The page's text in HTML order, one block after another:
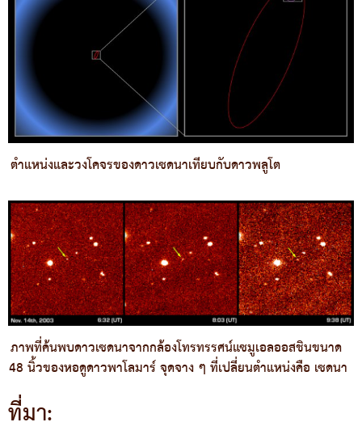
ตำแหน่งและวงโคจรของดาวเซดนาเทียบกับดาวพลูโต
ภาพที่ค้นพบดาวเซดนาจากกล้องโทรทรรศน์แซมูเอลออสชินขนาด
48 นิ้วของหอดูดาวพาโลมาร์ จุดจาง ๆ ที่เปลี่ยนตำแหน่งคือ เซดนา
ที่มา: